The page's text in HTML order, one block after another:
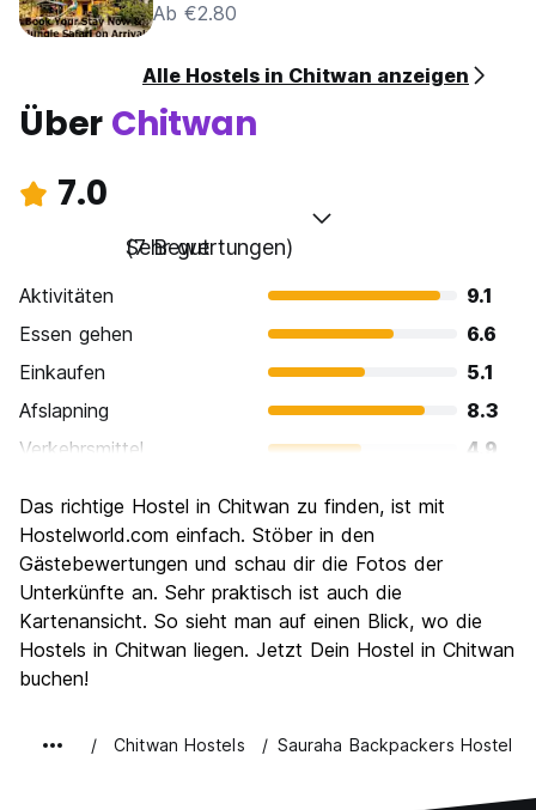
Ab €2.80
Alle Hostels in Chitwan anzeigen
Über Chitwan
7.0
Sehr gut
(7 Bewertungen)
Aktivitäten
9.1
Essen gehen
6.6
Einkaufen
5.1
Afslapning
8.3
Verkehrsmittel
4.9
Kultur
Nachtleben / Party
Preis-Leistungsverhältnis
Das richtige Hostel in Chitwan zu finden, ist mit
Hostelworld.com einfach. Stöber in den
Gästebewertungen und schau dir die Fotos der
Unterkünfte an. Sehr praktisch ist auch die
Kartenansicht. So sieht man auf einen Blick, wo die
Hostels in Chitwan liegen. Jetzt Dein Hostel in Chitwan
buchen!
Chitwan Hostels Sauraha Backpackers Hostel